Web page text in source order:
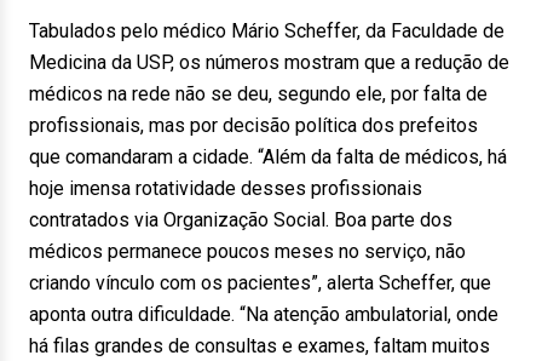
Tabulados pelo médico Mário Scheffer, da Faculdade de
Medicina da USP, os números mostram que a redução de
médicos na rede não se deu, segundo ele, por falta de
profissionais, mas por decisão política dos prefeitos
que comandaram a cidade. “Além da falta de médicos, há
hoje imensa rotatividade desses profissionais
contratados via Organização Social. Boa parte dos
médicos permanece poucos meses no serviço, não
criando vínculo com os pacientes”, alerta Scheffer, que
aponta outra dificuldade. “Na atenção ambulatorial, onde
há filas grandes de consultas e exames, faltam muitos